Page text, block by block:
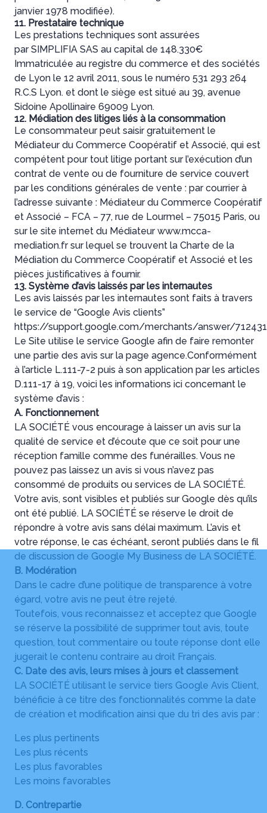
janvier 1978 modifiée).
11. Prestataire technique
Les prestations techniques sont assurées
par SIMPLIFIA SAS au capital de 148.330€
Immatriculée au registre du commerce et des sociétés
de Lyon le 12 avril 2011, sous le numéro 531 293 264
R.C.S Lyon. et dont le siège est situé au 39, avenue
Sidoine Apollinaire 69009 Lyon.
12. Médiation des litiges liés à la consommation
Le consommateur peut saisir gratuitement le
Médiateur du Commerce Coopératif et Associé, qui est
compétent pour tout litige portant sur l’exécution d’un
contrat de vente ou de fourniture de service couvert
par les conditions générales de vente : par courrier à
l’adresse suivante : Médiateur du Commerce Coopératif
et Associé – FCA – 77, rue de Lourmel – 75015 Paris, ou
sur le site internet du Médiateur www.mcca-
mediation.fr sur lequel se trouvent la Charte de la
Médiation du Commerce Coopératif et Associé et les
pièces justificatives à fournir.
13. Système d’avis laissés par les internautes
Les avis laissés par les internautes sont faits à travers
le service de “Google Avis clients”
https://support.google.com/merchants/answer/
Le Site utilise le service Google afin de faire remonter
une partie des avis sur la page agence.Conformément
à l’article L.111-7-2 puis à son application par les articles
D.111-17 à 19, voici les informations ici concernant le
système d’avis :
A. Fonctionnement
LA SOCIÉTÉ vous encourage à laisser un avis sur la
qualité de service et d’écoute que ce soit pour une
réception famille comme des funérailles. Vous ne
pouvez pas laissez un avis si vous n’avez pas
consommé de produits ou services de LA SOCIÉTÉ.
Votre avis, sont visibles et publiés sur Google dès qu’ils
ont été publié. LA SOCIÉTÉ se réserve le droit de
répondre à votre avis sans délai maximum. L’avis et
votre réponse, le cas échéant, seront publiés dans le fil
de discussion de Google My Business de LA SOCIÉTÉ.
B. Modération
Dans le cadre d’une politique de transparence à votre
égard, votre avis ne peut être rejeté.
Toutefois, vous reconnaissez et acceptez que Google
se réserve la possibilité de supprimer tout avis, toute
question, tout commentaire ou toute réponse dont elle
jugerait le contenu contraire au droit Français.
C. Date des avis, leurs mises à jours et classement
LA SOCIÉTÉ utilisant le service tiers Google Avis Client,
bénéficie à ce titre des fonctionnalités comme la date
de création et modification ainsi que du tri des avis par :
Les plus pertinents
Les plus récents
Les plus favorables
Les moins favorables
D. Contrepartie